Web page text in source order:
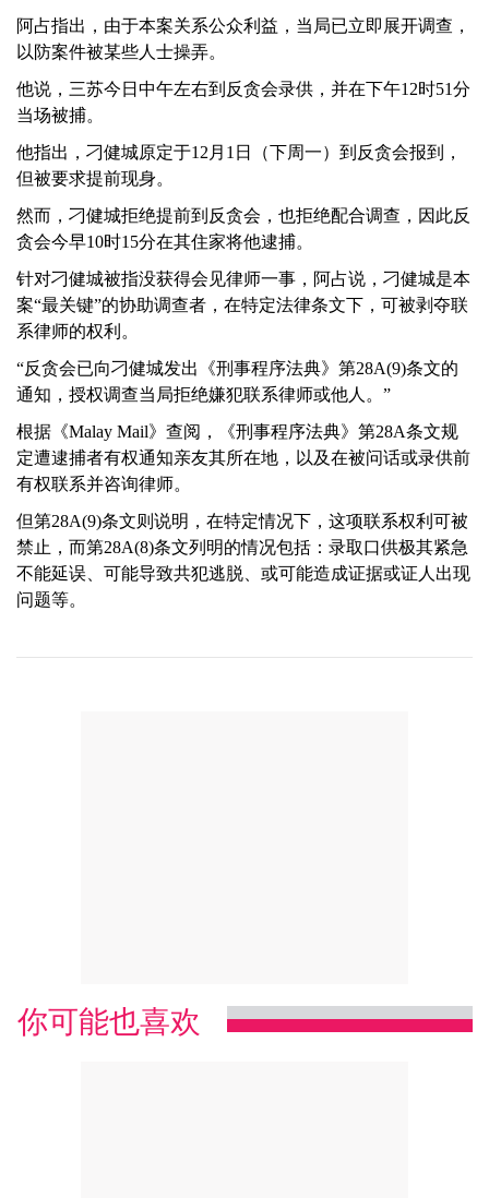
阿占指出，由于本案关系公众利益，当局已立即展开调查，
以防案件被某些人士操弄。
他说，三苏今日中午左右到反贪会录供，并在下午12时51分
当场被捕。
他指出，刁健城原定于12月1日（下周一）到反贪会报到，
但被要求提前现身。
然而，刁健城拒绝提前到反贪会，也拒绝配合调查，因此反
贪会今早10时15分在其住家将他逮捕。
针对刁健城被指没获得会见律师一事，阿占说，刁健城是本
案“最关键”的协助调查者，在特定法律条文下，可被剥夺联
系律师的权利。
“反贪会已向刁健城发出《刑事程序法典》第28A(9)条文的
通知，授权调查当局拒绝嫌犯联系律师或他人。”
根据《Malay Mail》查阅，《刑事程序法典》第28A条文规
定遭逮捕者有权通知亲友其所在地，以及在被问话或录供前
有权联系并咨询律师。
但第28A(9)条文则说明，在特定情况下，这项联系权利可被
禁止，而第28A(8)条文列明的情况包括：录取口供极其紧急
不能延误、可能导致共犯逃脱、或可能造成证据或证人出现
问题等。
你可能也喜欢